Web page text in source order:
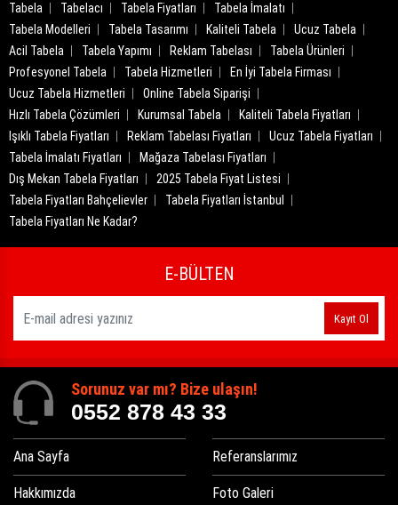
Tabela Tabelacı Tabela Fiyatları
Tabela İmalatı
Tabela Modelleri
Tabela Tasarımı Kaliteli Tabela
Ucuz Tabela
Acil Tabela
Tabela Yapımı Reklam Tabelası
Tabela Ürünleri
Profesyonel Tabela
Tabela Hizmetleri
En İyi Tabela Firması
Ucuz Tabela Hizmetleri
Online Tabela Siparişi
Hızlı Tabela Çözümleri
Kurumsal Tabela
Kaliteli Tabela Fiyatları
Işıklı Tabela Fiyatları
Reklam Tabelası Fiyatları
Ucuz Tabela Fiyatları
Tabela İmalatı Fiyatları
Mağaza Tabelası Fiyatları
Dış Mekan Tabela Fiyatları
2025 Tabela Fiyat Listesi
Tabela Fiyatları Bahçelievler
Tabela Fiyatları İstanbul
Tabela Fiyatları Ne Kadar?
E-BÜLTEN
Kayıt Ol
Sorunuz var mı? Bize ulaşın!
0552 878 43 33
Ana Sayfa
Hakkımızda
Referanslarımız
Foto Galeri